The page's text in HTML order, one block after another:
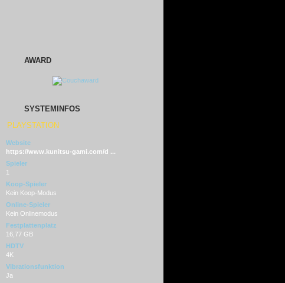
AWARD
SYSTEMINFOS
PLAYSTATION
Website
https://www.kunitsu-gami.com/d ...
Spieler
1
Koop-Spieler
Kein Koop-Modus
Online-Spieler
Kein Onlinemodus
Festplattenplatz
16,77 GB
HDTV
4K
Vibrationsfunktion
Ja